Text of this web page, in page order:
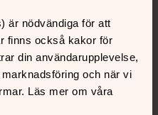
är nödvändiga för att
finns också kakor för
din användarupplevelse,
och när vi
Läs mer om våra